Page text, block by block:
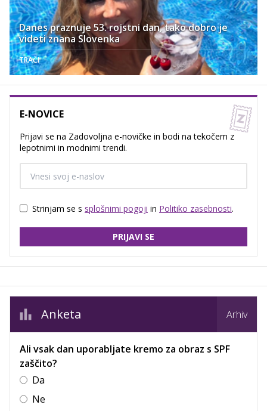
Danes praznuje 53. rojstni dan, tako dobro je
videti znana Slovenka
TRAČI
E-NOVICE
Prijavi se na Zadovoljna e-novičke in bodi na tekočem z
lepotnimi in modnimi trendi.
Strinjam se s splošnimi pogoji in Politiko zasebnosti.
PRIJAVI SE
Anketa Arhiv
Ali vsak dan uporabljate kremo za obraz s SPF
zaščito?
Da
Ne